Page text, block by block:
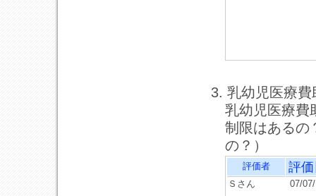
3. 乳幼児医療費
乳幼児医療費
制限はあるの
の？）
評価者 評
Ｓさん 07/